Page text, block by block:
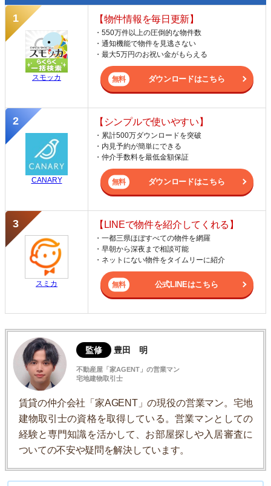
スモッカ
【物件情報を毎日更新】
・550万件以上の圧倒的な物件数
・通知機能で物件を見逃さない
・最大5万円のお祝い金がもらえる
ダウンロードはこちら
CANARY
【シンプルで使いやすい】
・累計500万ダウンロードを突破
・内見予約が簡単にできる
・仲介手数料を最低金額保証
ダウンロードはこちら
スミカ
【LINEで物件を紹介してくれる】
・一都三県ほぼすべての物件を網羅
・早朝から深夜まで相談可能
・ネットにない物件をタイムリーに紹介
公式LINEはこちら
監修 豊田 明
不動産屋「家AGENT」の営業マン
宅地建物取引士
賃貸の仲介会社「家AGENT」の現役の営業マン。宅地
建物取引士の資格を取得している。営業マンとしての
経験と専門知識を活かして、お部屋探しや入居審査に
ついての不安や疑問を解決しています。